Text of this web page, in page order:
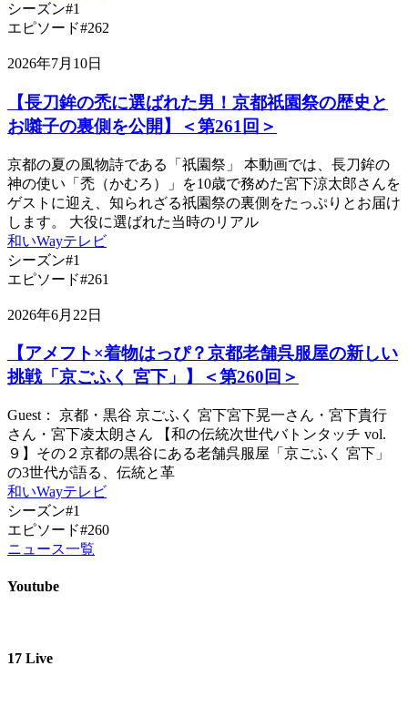
シーズン#1
エピソード#262
2026年7月10日
【長刀鉾の禿に選ばれた男！京都祇園祭の歴史と
お囃子の裏側を公開】＜第261回＞
京都の夏の風物詩である「祇園祭」 本動画では、長刀鉾の
神の使い「禿（かむろ）」を10歳で務めた宮下涼太郎さんを
ゲストに迎え、知られざる祇園祭の裏側をたっぷりとお届け
します。 大役に選ばれた当時のリアル
和いWayテレビ
シーズン#1
エピソード#261
2026年6月22日
【アメフト×着物はっぴ？京都老舗呉服屋の新しい
挑戦「京ごふく 宮下」】＜第260回＞
Guest： 京都・黒谷 京ごふく 宮下宮下晃一さん・宮下貴行
さん・宮下凌太朗さん 【和の伝統次世代バトンタッチ vol.
９】その２京都の黒谷にある老舗呉服屋「京ごふく 宮下」
の3世代が語る、伝統と革
和いWayテレビ
シーズン#1
エピソード#260
ニュース一覧
Youtube
17 Live